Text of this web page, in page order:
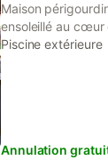
Maison
ensoleillé au cœur
prairies
confluent de la
Piscine extérieure
Annulation